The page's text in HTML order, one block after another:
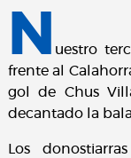
N
uestro
frente al
gol de Chus
decantado la
Los